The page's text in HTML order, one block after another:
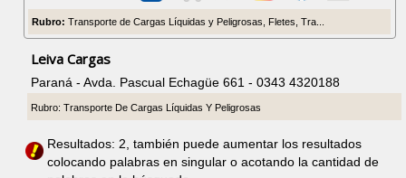
Rubro: Transporte de Cargas Líquidas y Peligrosas, Fletes, Tra...
Leiva Cargas
Paraná - Avda. Pascual Echagüe 661 - 0343 4320188
Rubro: Transporte De Cargas Líquidas Y Peligrosas
Resultados: 2, también puede aumentar los resultados
colocando palabras en singular o acotando la cantidad de